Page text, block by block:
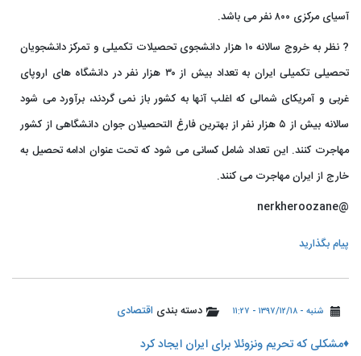
آسیای مرکزی ۸۰۰ نفر می باشد.
? نظر به خروج سالانه ۱۰ هزار دانشجوی تحصیلات تکمیلی و تمرکز دانشجویان
تحصیلی تکمیلی ایران به تعداد بیش از ۳۰ هزار نفر در دانشگاه های اروپای
غربی و آمریکای شمالی که اغلب آنها به کشور باز نمی گردند، برآورد می شود
سالانه بیش از ۵ هزار نفر از بهترین فارغ التحصیلان جوان دانشگاهی از کشور
مهاجرت کنند. این تعداد شامل کسانی می شود که تحت عنوان ادامه تحصیل به
خارج از ایران مهاجرت می کنند.
@nerkheroozane
پیام بگذارید
شنبه - ۱۳۹۷/۱۲/۱۸ - ۱۱:۲۷ دسته بندی اقتصادی
♦️مشکلی که تحریم ونزوئلا برای ایران ایجاد کرد